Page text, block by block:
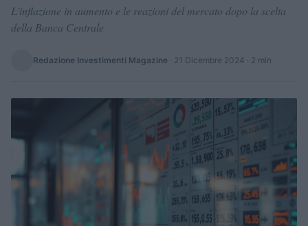
L'inflazione in aumento e le reazioni del mercato dopo la scelta
della Banca Centrale
Redazione Investimenti Magazine · 21 Dicembre 2024 · 2 min